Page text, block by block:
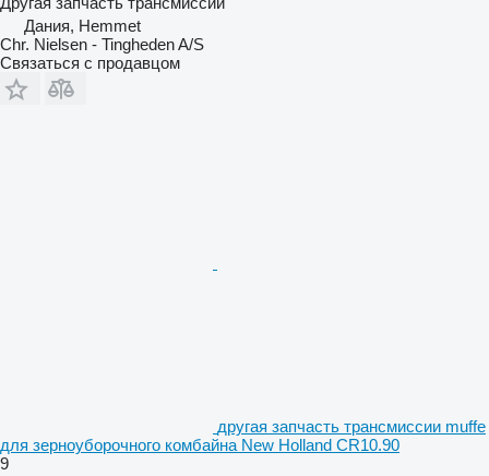
Дания, Hemmet
Chr. Nielsen - Tingheden A/S
Связаться с продавцом
другая запчасть трансмиссии muffe
для зерноуборочного комбайна New Holland CR10.90
9